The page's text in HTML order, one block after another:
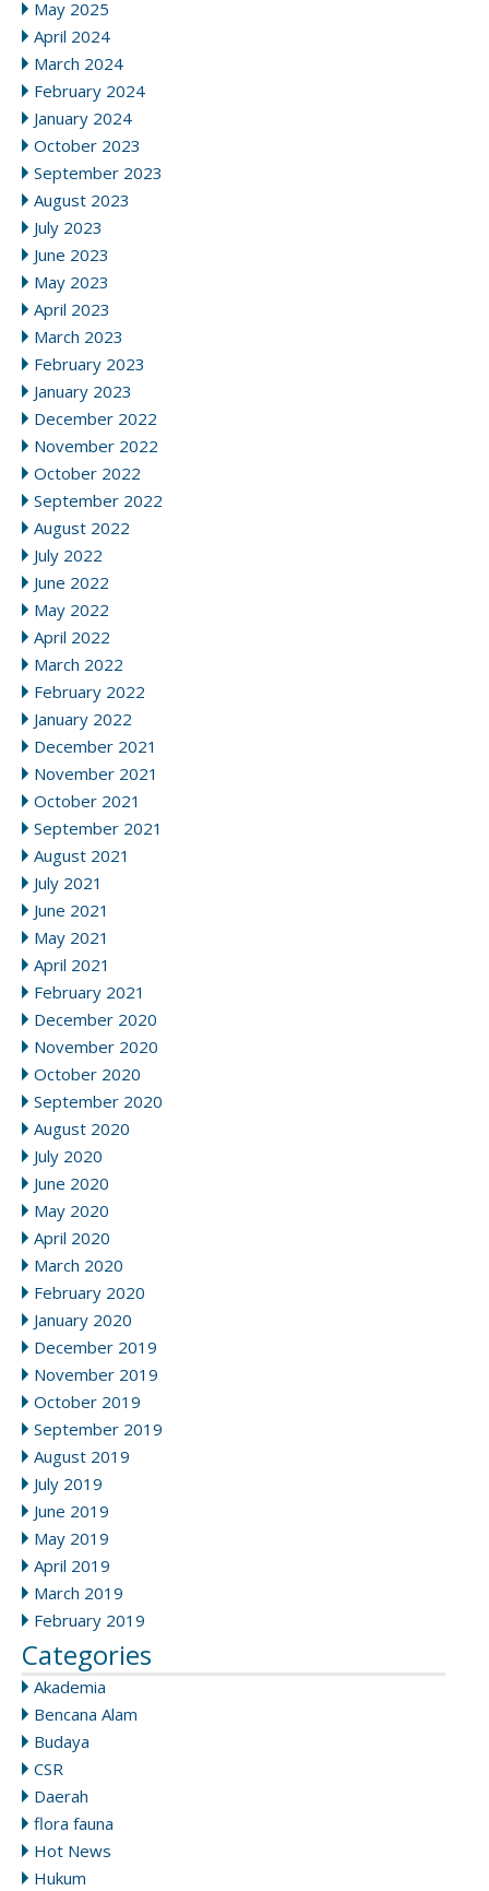
May 2025
April 2024
March 2024
February 2024
January 2024
October 2023
September 2023
August 2023
July 2023
June 2023
May 2023
April 2023
March 2023
February 2023
January 2023
December 2022
November 2022
October 2022
September 2022
August 2022
July 2022
June 2022
May 2022
April 2022
March 2022
February 2022
January 2022
December 2021
November 2021
October 2021
September 2021
August 2021
July 2021
June 2021
May 2021
April 2021
February 2021
December 2020
November 2020
October 2020
September 2020
August 2020
July 2020
June 2020
May 2020
April 2020
March 2020
February 2020
January 2020
December 2019
November 2019
October 2019
September 2019
August 2019
July 2019
June 2019
May 2019
April 2019
March 2019
February 2019
Categories
Akademia
Bencana Alam
Budaya
CSR
Daerah
flora fauna
Hot News
Hukum